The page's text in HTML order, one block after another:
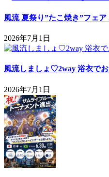
風流 夏祭り”たこ焼き”フェア
2026年7月1日
風流しましょ♡2way 浴衣で
2026年7月1日